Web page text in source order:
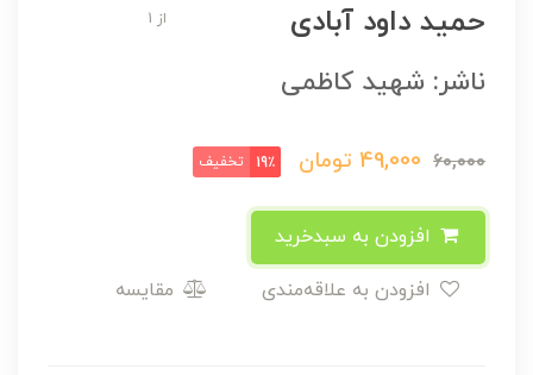
حمید داود آبادی
از 1
ناشر: شهید کاظمی
60,000
49,000 تومان 19٪ تخفیف
مقایسه